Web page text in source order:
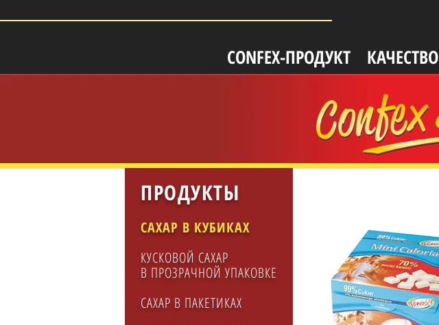
CONFEX-ПРОДУКТ КАЧЕСТВО
ПРОДУКТЫ
САХАР В КУБИКАХ
КУСКОВОЙ САХАР
В ПРОЗРАЧНОЙ УПАКОВКЕ
САХАР В ПАКЕТИКАХ